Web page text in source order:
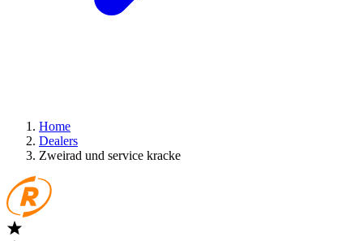
Home
Dealers
Zweirad und service kracke